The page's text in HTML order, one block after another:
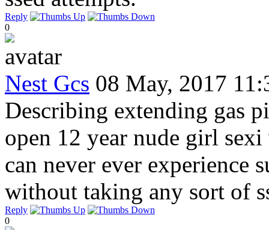
Reply
0
Nest Gcs 08 May, 2017
Describing extending gas
open 12 year nude girl
can never ever experience
without taking any sort of
Reply
0